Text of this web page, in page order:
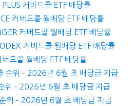
커버드콜 ETF 배당률
커버드콜 월배당 ETF 배당률
커버드콜 월배당 ETF 배당률
커버드콜 월배당 ETF 배당률
드콜 월배당 ETF 배당률
순위 – 2026년 6월 초 배당금 지급
위 – 2026년 6월 초 배당금 지급
위 – 2026년 6월 초 배당금 지급